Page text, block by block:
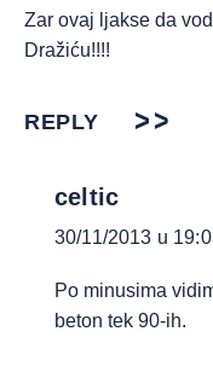
Zar ovaj ljakse da
Dražiću!!!!
REPLY
celtic
30/11/2013 u
Po minusima
beton tek 90-ih.